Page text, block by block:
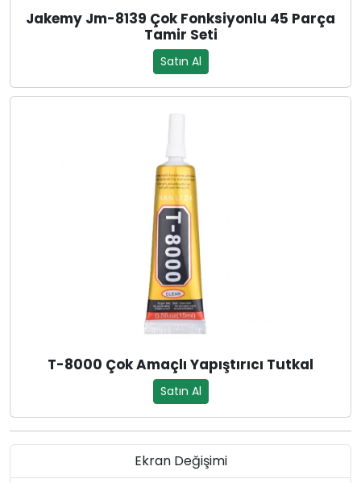
Jakemy Jm-8139 Çok Fonksiyonlu 45 Parça
Tamir Seti
Satın Al
T-8000 Çok Amaçlı Yapıştırıcı Tutkal
Satın Al
Ekran Değişimi